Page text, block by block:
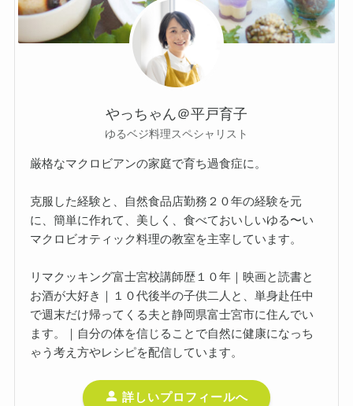
やっちゃん＠平戸育子
ゆるベジ料理スペシャリスト
厳格なマクロビアンの家庭で育ち過食症に。
克服した経験と、自然食品店勤務２０年の経験を元
に、簡単に作れて、美しく、食べておいしいゆる〜い
マクロビオティック料理の教室を主宰しています。
リマクッキング富士宮校講師歴１０年｜映画と読書と
お酒が大好き｜１０代後半の子供二人と、単身赴任中
で週末だけ帰ってくる夫と静岡県富士宮市に住んでい
ます。｜自分の体を信じることで自然に健康になっち
ゃう考え方やレシピを配信しています。
詳しいプロフィールへ